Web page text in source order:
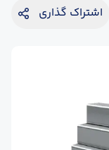
اشتراک گذاری